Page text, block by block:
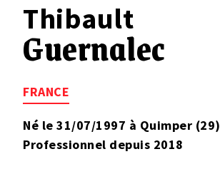
Thibault
Guernalec
FRANCE
Né le 31/07/1997 à Quimper (29)
Professionnel depuis 2018